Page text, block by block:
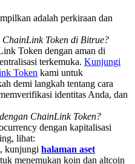
pool
USDT
adalah perkiraan dan
Token di Bitrue?
Token dengan aman di
terkemuka. Kunjungi
Token kami untuk
demi langkah tentang cara
identitas Anda, dan
ChainLink Token?
dengan kapitalisasi
lihat:
kunjungi halaman aset
menemukan koin dan altcoin